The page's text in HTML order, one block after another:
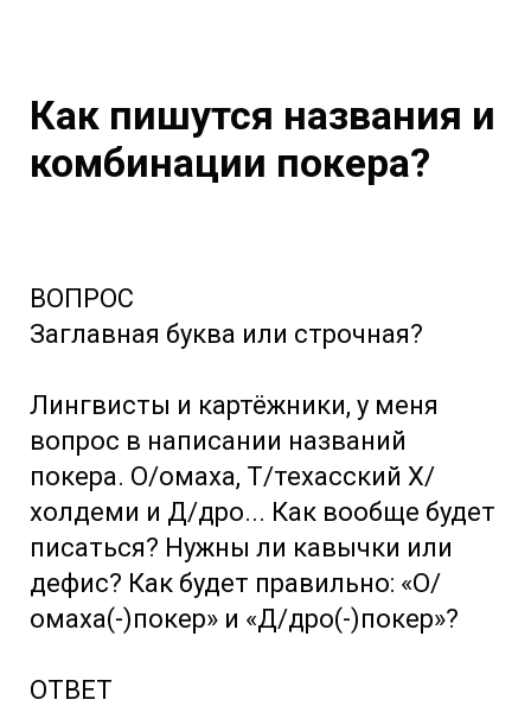
Как пишутся названия и
комбинации покера?
ВОПРОС
Заглавная буква или строчная?
Лингвисты и картёжники, у меня
вопрос в написании названий
покера. О/омаха, Т/техасский Х/
холдеми и Д/дро... Как вообще будет
писаться? Нужны ли кавычки или
дефис? Как будет правильно: «О/
омаха(-)покер» и «Д/дро(-)покер»?
ОТВЕТ